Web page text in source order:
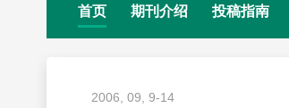
首页 期刊介绍 投稿指南
2006, 09, 9-14